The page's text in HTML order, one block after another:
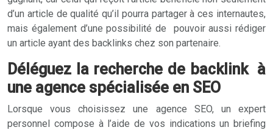
d’un article de qualité qu’il pourra partager à ces internautes,
mais également d’une possibilité de pouvoir aussi rédiger
un article ayant des backlinks chez son partenaire.
Déléguez la recherche de backlink à
une agence spécialisée en SEO
Lorsque vous choisissez une agence SEO, un expert
personnel compose à l’aide de vos indications un briefing